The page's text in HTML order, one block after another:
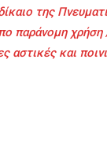
της
παράνομη χρήση
αστικές και